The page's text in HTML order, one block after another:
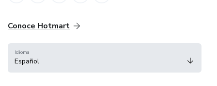
Conoce Hotmart
Idioma
Español